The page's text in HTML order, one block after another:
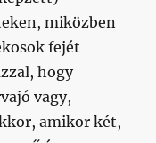
miközben
fejét
hogy
vagy,
amikor két,